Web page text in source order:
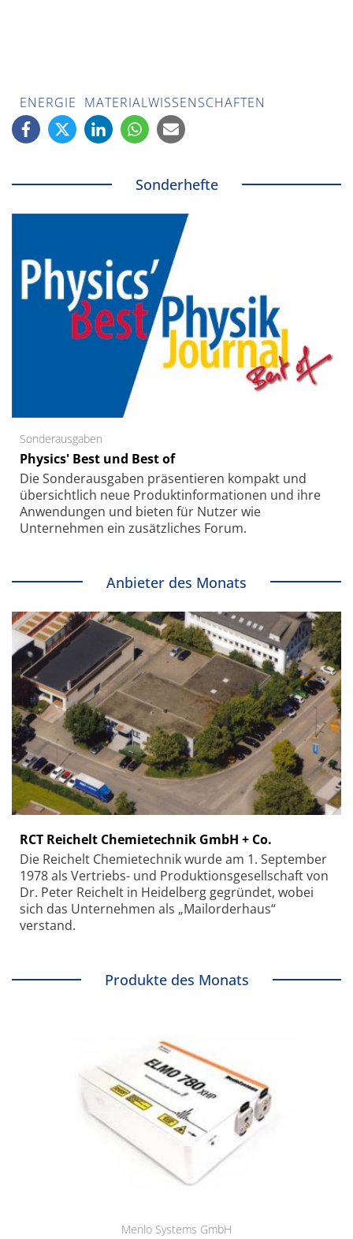
ENERGIE MATERIALWISSENSCHAFTEN
Sonderhefte
Sonderausgaben
Physics' Best und Best of
Die Sonder­ausgaben präsentieren kompakt und
übersichtlich neue Produkt­informationen und ihre
Anwendungen und bieten für Nutzer wie
Unternehmen ein zusätzliches Forum.
Anbieter des Monats
RCT Reichelt Chemietechnik GmbH + Co.
Die Reichelt Chemietechnik wurde am 1. September
1978 als Vertriebs- und Produktionsgesellschaft von
Dr. Peter Reichelt in Heidelberg gegründet, wobei
sich das Unternehmen als „Mailorderhaus“
verstand.
Produkte des Monats
Menlo Systems GmbH